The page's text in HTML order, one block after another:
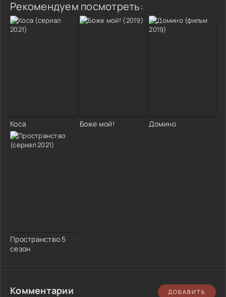
Рекомендуем посмотреть:
Коса Боже мой! Домино
Пространство 5
сезон
Комментарии ДОБАВИТЬ